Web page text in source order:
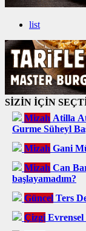
list
SİZİN İÇİN
Mizah Atilla
Gurme Süheyl
Mizah Gani
Mizah Can
başlayamadım?
Güncel Ters
Çizgi Evrensel